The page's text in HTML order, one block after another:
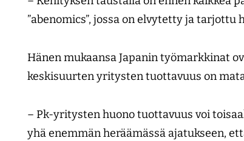
”abenomics”, jossa on elvytetty ja
Hänen mukaansa Japanin työmarkkinat
keskisuurten yritysten tuottavuus on
– Pk-yritysten huono tuottavuus voi
yhä enemmän heräämässä ajatukseen,